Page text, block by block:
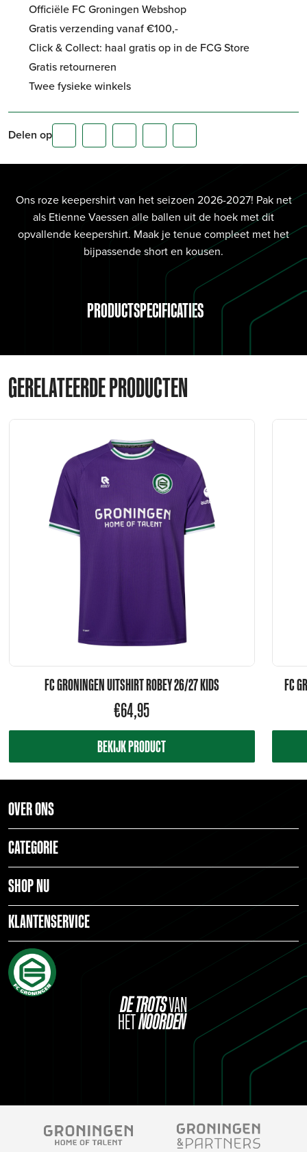
Officiële FC Groningen Webshop
Gratis verzending vanaf €100,-
Click & Collect: haal gratis op in de FCG Store
Gratis retourneren
Twee fysieke winkels
Delen op
Ons roze keepershirt van het seizoen 2026-2027! Pak net
als Etienne Vaessen alle ballen uit de hoek met dit
opvallende keepershirt. Maak je tenue compleet met het
bijpassende short en kousen.
PRODUCTSPECIFICATIES
GERELATEERDE PRODUCTEN
FC GRONINGEN UITSHIRT ROBEY 26/27 KIDS
€64,95
BEKIJK PRODUCT
FC
DETROTSVAN
HETNOORDEN
OVER ONS
CATEGORIE
SHOP NU
KLANTENSERVICE